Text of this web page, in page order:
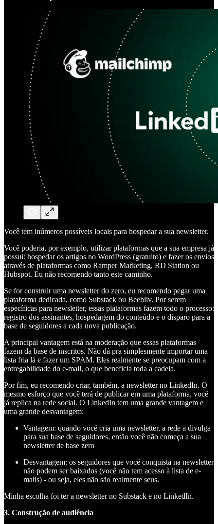
Você tem inúmeros possíveis locais para hospedar a sua newsletter.
Você poderia, por exemplo, utilizar plataformas que a sua empresa já
possui: hospedar os artigos no WordPress (gratuito) e fazer os envios
através de plataformas como Ramper Marketing, RD Station ou
Hubspot. Eu não recomendo tanto este caminho.
Se for construir uma newsletter do zero, eu recomendo pegar uma
plataforma dedicada, como Substack ou Beehiiv. Por serem
específicas para newsletter, essas plataformas fazem todo o processo:
registro dos assinantes, hospedagem do conteúdo e o disparo para a
base de seguidores a cada nova publicação.
A principal vantagem está na moderação que essas plataformas
fazem da base de inscritos. Não dá pra simplesmente importar uma
lista fria lá e fazer um SPAM. Eles realmente se preocupam com a
entregabilidade do e-mail, o que beneficia toda a cadeia.
Por fim, eu recomendo criar, também, a newsletter no LinkedIn. O
mesmo esforço que você terá de publicar em uma plataforma, você
já replica na rede social. O LinkedIn tem uma grande vantagem e
uma grande desvantagem:
Vantagem: quando você cria uma newsletter, a rede a divulga
para sua base de seguidores, então você não começa a sua
newsletter de base zero
Desvantagem: os seguidores que você conquista na newsletter
não podem ser baixados (você não tem acesso à lista de e-
mails) - ou seja, eles não são realmente seus.
Minha escolha foi ter a newsletter no Substack e no LinkedIn.
3. Construção de audiência